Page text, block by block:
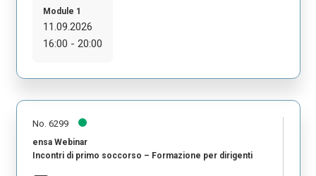
Module 1
11.09.2026
16:00 - 20:00
No. 6299
ensa Webinar
Incontri di primo soccorso – Formazione per dirigenti